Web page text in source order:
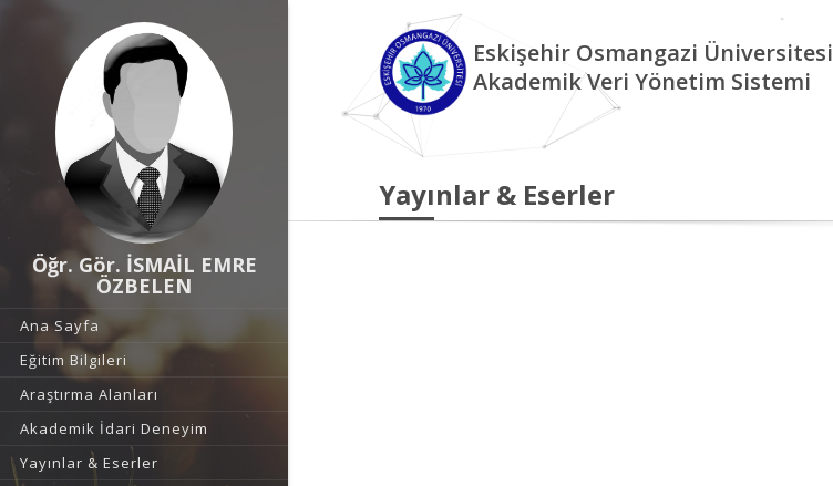
Öğr. Gör. İSMAİL EMRE
ÖZBELEN
Ana Sayfa
Eğitim Bilgileri
Araştırma Alanları
Akademik İdari Deneyim
Yayınlar & Eserler
Eskişehir Osmangazi Üniversitesi
Akademik Veri Yönetim Sistemi
Yayınlar & Eserler